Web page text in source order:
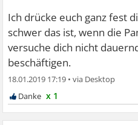
Ich drücke euch ganz fest
schwer das ist, wenn die
versuche dich nicht
beschäftigen.
18.01.2019 17:19 •
x 1